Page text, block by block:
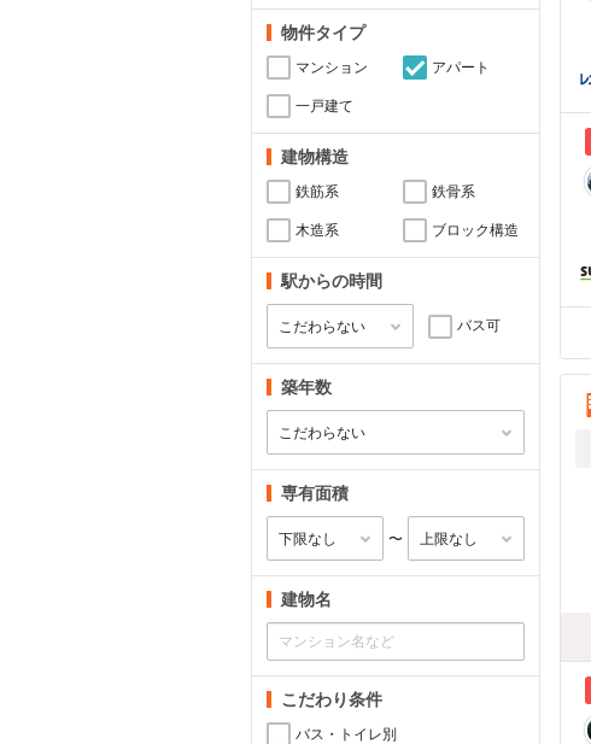
物件タイプ
マンション アパート
一戸建て
建物構造
鉄筋系 鉄骨系
木造系 ブロック構造
駅からの時間
バス可
築年数
専有面積
〜
建物名
こだわり条件
バス・トイレ別